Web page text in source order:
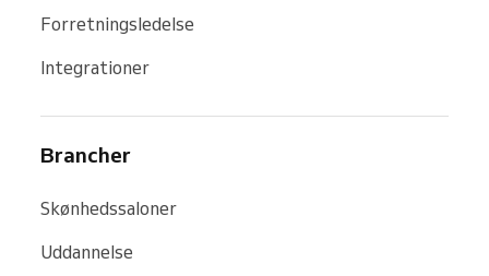
Forretningsledelse
Integrationer
Brancher
Skønhedssaloner
Uddannelse